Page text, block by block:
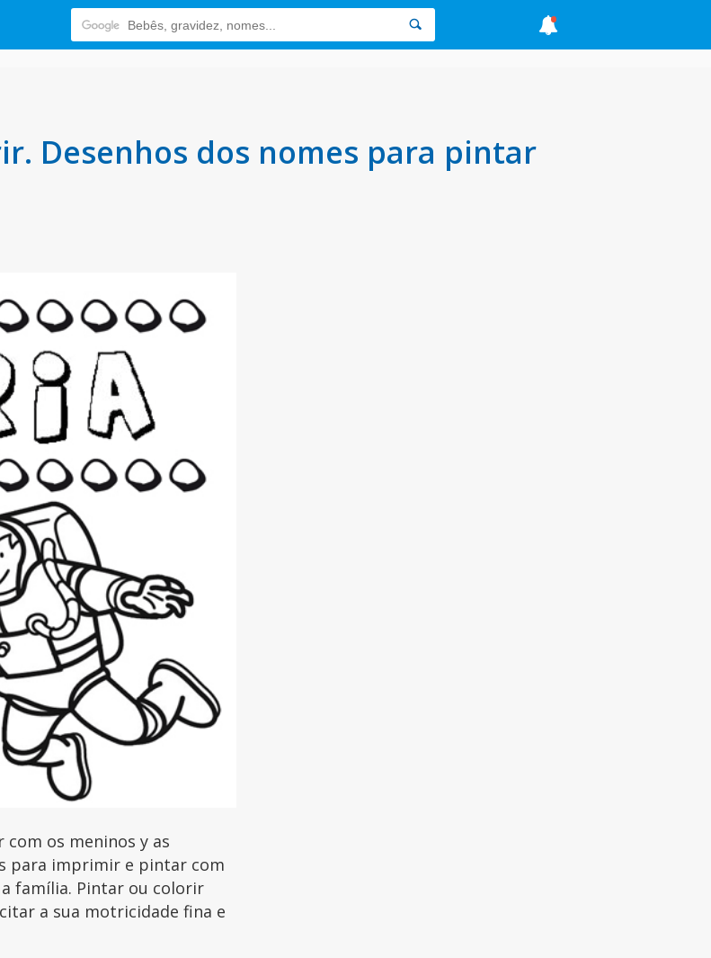
Desenhos dos nomes para pintar
os meninos y as
para imprimir e pintar com
família. Pintar ou colorir
a sua motricidade fina e